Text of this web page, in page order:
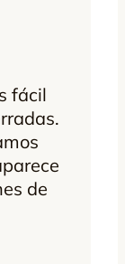
fácil
de